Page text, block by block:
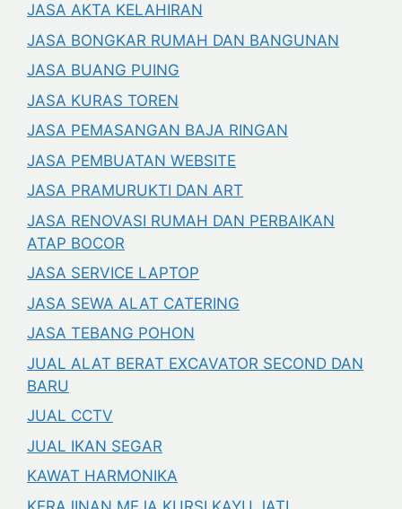
JASA AKTA KELAHIRAN
JASA BONGKAR RUMAH DAN BANGUNAN
JASA BUANG PUING
JASA KURAS TOREN
JASA PEMASANGAN BAJA RINGAN
JASA PEMBUATAN WEBSITE
JASA PRAMURUKTI DAN ART
JASA RENOVASI RUMAH DAN PERBAIKAN
ATAP BOCOR
JASA SERVICE LAPTOP
JASA SEWA ALAT CATERING
JASA TEBANG POHON
JUAL ALAT BERAT EXCAVATOR SECOND DAN
BARU
JUAL CCTV
JUAL IKAN SEGAR
KAWAT HARMONIKA